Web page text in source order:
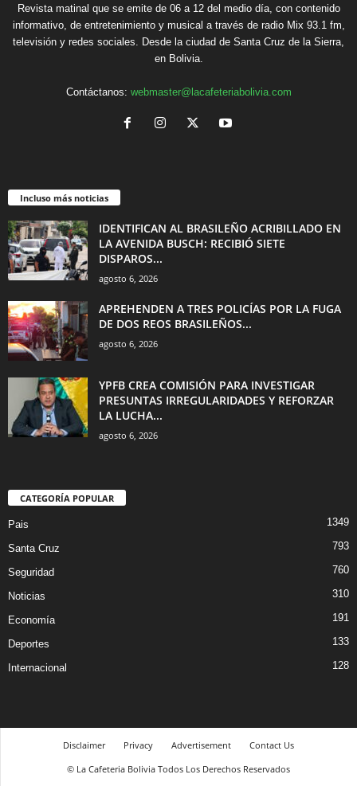
Revista matinal que se emite de 06 a 12 del medio día, con contenido
informativo, de entretenimiento y musical a través de radio Mix 93.1 fm,
televisión y redes sociales. Desde la ciudad de Santa Cruz de la Sierra,
en Bolivia.
Contáctanos: webmaster@lacafeteriabolivia.com
Incluso más noticias
IDENTIFICAN AL BRASILEÑO ACRIBILLADO EN
LA AVENIDA BUSCH: RECIBIÓ SIETE
DISPAROS...
agosto 6, 2026
APREHENDEN A TRES POLICÍAS POR LA FUGA
DE DOS REOS BRASILEÑOS...
agosto 6, 2026
YPFB CREA COMISIÓN PARA INVESTIGAR
PRESUNTAS IRREGULARIDADES Y REFORZAR
LA LUCHA...
agosto 6, 2026
CATEGORÍA POPULAR
Pais 1349
Santa Cruz 793
Seguridad 760
Noticias 310
Economía 191
Deportes 133
Internacional 128
Disclaimer Privacy Advertisement
Contact Us
© La Cafeteria Bolivia Todos Los Derechos Reservados